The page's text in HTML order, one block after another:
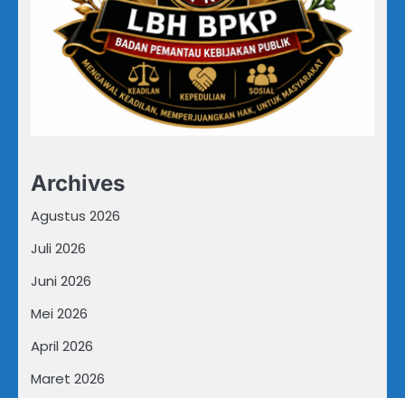
Archives
Agustus 2026
Juli 2026
Juni 2026
Mei 2026
April 2026
Maret 2026